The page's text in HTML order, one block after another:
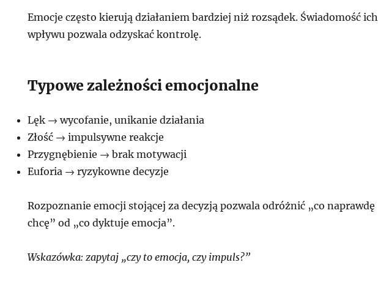
Emocje często kierują działaniem bardziej niż rozsądek. Świadomość ich
wpływu pozwala odzyskać kontrolę.
Typowe zależności emocjonalne
Lęk → wycofanie, unikanie działania
Złość → impulsywne reakcje
Przygnębienie → brak motywacji
Euforia → ryzykowne decyzje
Rozpoznanie emocji stojącej za decyzją pozwala odróżnić „co naprawdę
chcę” od „co dyktuje emocja”.
Wskazówka: zapytaj „czy to emocja, czy impuls?”